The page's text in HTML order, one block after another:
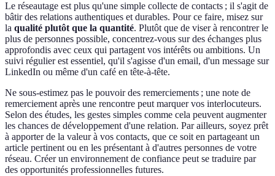
Le réseautage est plus qu'une simple collecte de contacts ; il s'agit de
bâtir des relations authentiques et durables. Pour ce faire, misez sur
la qualité plutôt que la quantité. Plutôt que de viser à rencontrer le
plus de personnes possible, concentrez-vous sur des échanges plus
approfondis avec ceux qui partagent vos intérêts ou ambitions. Un
suivi régulier est essentiel, qu'il s'agisse d'un email, d'un message sur
LinkedIn ou même d'un café en tête-à-tête.
Ne sous-estimez pas le pouvoir des remerciements ; une note de
remerciement après une rencontre peut marquer vos interlocuteurs.
Selon des études, les gestes simples comme cela peuvent augmenter
les chances de développement d'une relation. Par ailleurs, soyez prêt
à apporter de la valeur à vos contacts, que ce soit en partageant un
article pertinent ou en les présentant à d'autres personnes de votre
réseau. Créer un environnement de confiance peut se traduire par
des opportunités professionnelles futures.